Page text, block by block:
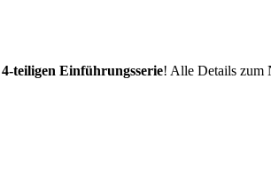
4-teiligen Einführungsserie! Alle Details zum